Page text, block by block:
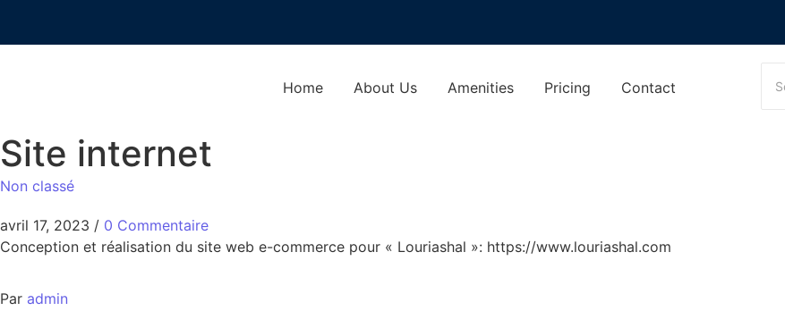
Home About Us Amenities Pricing Contact
Site internet
Non classé
avril 17, 2023 / 0 Commentaire
Conception et réalisation du site web e-commerce pour « Louriashal »: https://www.louriashal.com
Par admin